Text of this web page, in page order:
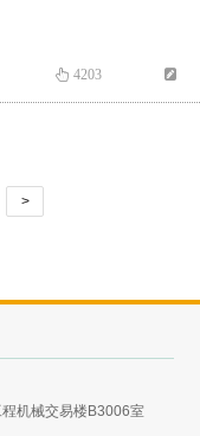
4203
>
机械交易楼B3006室